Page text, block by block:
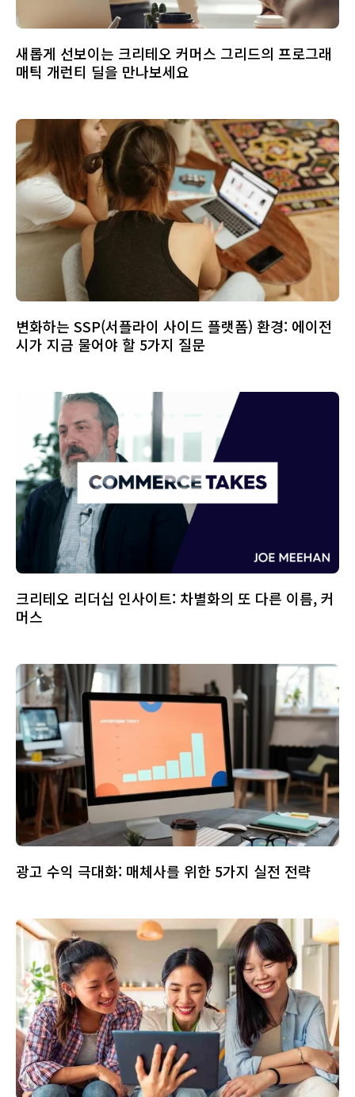
새롭게 선보이는 크리테오 커머스 그리드의 프로그래
매틱 개런티 딜을 만나보세요
변화하는 SSP(서플라이 사이드 플랫폼) 환경: 에이전
시가 지금 물어야 할 5가지 질문
크리테오 리더십 인사이트: 차별화의 또 다른 이름, 커
머스
광고 수익 극대화: 매체사를 위한 5가지 실전 전략